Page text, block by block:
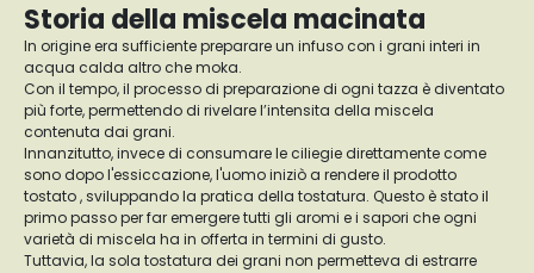
Storia della miscela macinata
In origine era sufficiente preparare un infuso con i grani interi in
acqua calda altro che moka.
Con il tempo, il processo di preparazione di ogni tazza è diventato
più forte, permettendo di rivelare l’intensita della miscela
contenuta dai grani.
Innanzitutto, invece di consumare le ciliegie direttamente come
sono dopo l'essiccazione, l'uomo iniziò a rendere il prodotto
tostato , sviluppando la pratica della tostatura. Questo è stato il
primo passo per far emergere tutti gli aromi e i sapori che ogni
varietà di miscela ha in offerta in termini di gusto.
Tuttavia, la sola tostatura dei grani non permetteva di estrarre